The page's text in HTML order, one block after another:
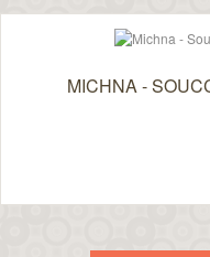
MICHNA -